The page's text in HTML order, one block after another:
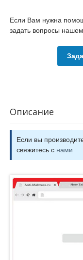
Если Вам нужна
задать вопросы
Описание
Если вы
свяжитесь с нами